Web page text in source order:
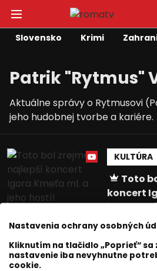
Slovensko Krimi
Patrik "Rytmus"
Aktuálne správy o Rytmusovi
jeho hudobnej tvorbe a kariére.
KULTÚRA
Toto
koncert
jeho
Róbert
10 február
KULTÚRA
Nastavenia ochrany osobných
Kliknutím na tlačidlo „Poprieť“
nastavenie iba nevyhnutne
cookie.